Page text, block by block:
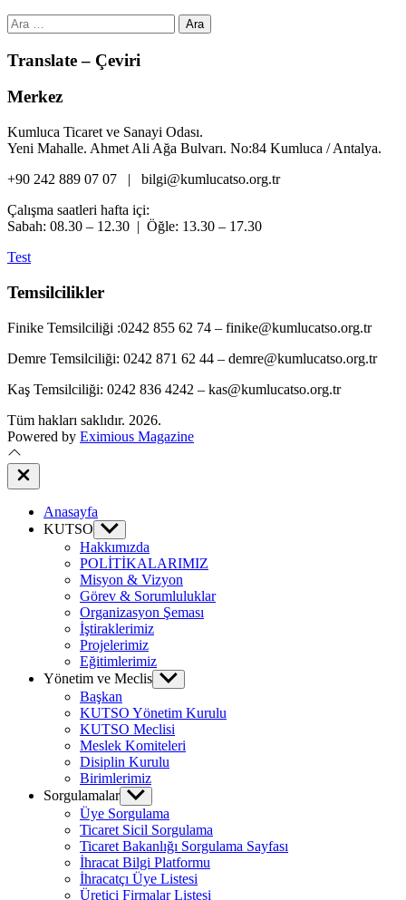
Arama:
Translate – Çeviri
Merkez
Kumluca Ticaret ve Sanayi Odası.
Yeni Mahalle. Ahmet Ali Ağa Bulvarı. No:84 Kumluca / Antalya.
+90 242 889 07 07 | bilgi@kumlucatso.org.tr
Çalışma saatleri hafta içi:
Sabah: 08.30 – 12.30 | Öğle: 13.30 – 17.30
Test
Temsilcilikler
Finike Temsilciliği :0242 855 62 74 – finike@kumlucatso.org.tr
Demre Temsilciliği: 0242 871 62 44 – demre@kumlucatso.org.tr
Kaş Temsilciliği: 0242 836 4242 – kas@kumlucatso.org.tr
Tüm hakları saklıdır. 2026.
Powered by Eximious Magazine
Close
Off
Anasayfa
KUTSO Show
sub
menu
Hakkımızda
POLİTİKALARIMIZ
Misyon & Vizyon
Görev & Sorumluluklar
Organizasyon Şeması
İştiraklerimiz
Projelerimiz
Eğitimlerimiz
Yönetim ve Meclis Show
sub
menu
Başkan
KUTSO Yönetim Kurulu
KUTSO Meclisi
Meslek Komiteleri
Disiplin Kurulu
Birimlerimiz
Sorgulamalar Show
sub
menu
Üye Sorgulama
Ticaret Sicil Sorgulama
Ticaret Bakanlığı Sorgulama Sayfası
İhracat Bilgi Platformu
İhracatçı Üye Listesi
Üretici Firmalar Listesi